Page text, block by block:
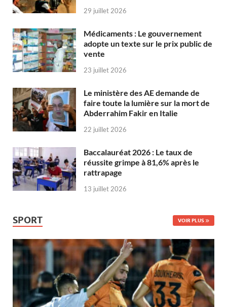
29 juillet 2026
Médicaments : Le gouvernement
adopte un texte sur le prix public de
vente
23 juillet 2026
Le ministère des AE demande de
faire toute la lumière sur la mort de
Abderrahim Fakir en Italie
22 juillet 2026
Baccalauréat 2026 : Le taux de
réussite grimpe à 81,6% après le
rattrapage
13 juillet 2026
SPORT VOIR PLUS